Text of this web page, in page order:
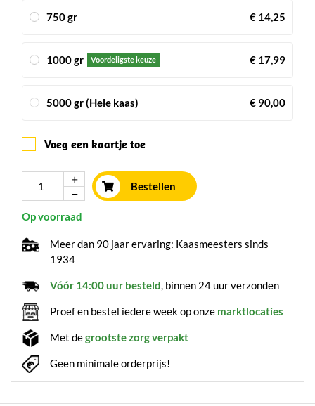
750 gr € 14,25
1000 gr Voordeligste keuze € 17,99
5000 gr (Hele kaas) € 90,00
Voeg een kaartje toe
Bestellen
Op voorraad
Meer dan 90 jaar ervaring: Kaasmeesters sinds
1934
Vóór 14:00 uur besteld, binnen 24 uur verzonden
Proef en bestel iedere week op onze marktlocaties
Met degrootste zorg verpakt
Geen minimale orderprijs!